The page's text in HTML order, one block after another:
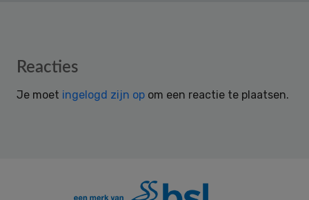
Reader
Reacties
Je moet ingelogd zijn op om een reactie te plaatsen.